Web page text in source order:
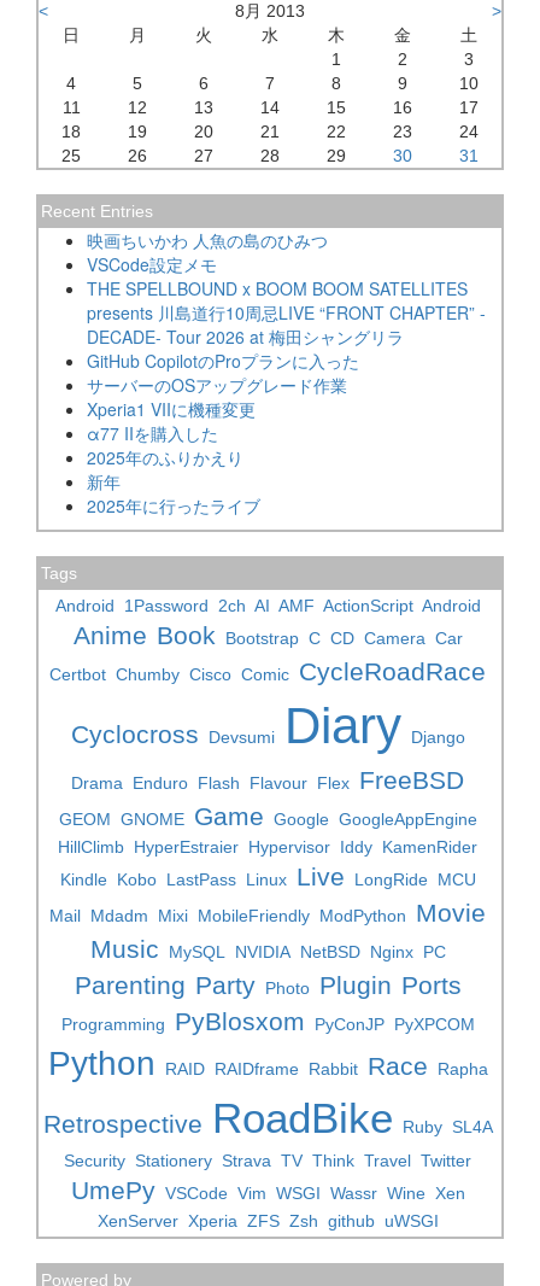
<
8月 2013
>
日
月 火 水 木 金
土
1
2
3
4
5 6 7 8 9
10
11
12 13 14 15 16
17
18
19 20 21 22 23
24
25
26 27 28 29 30 31
Recent Entries
映画ちいかわ 人魚の島のひみつ
VSCode設定メモ
THE SPELLBOUND x BOOM BOOM SATELLITES
presents 川島道行10周忌LIVE “FRONT CHAPTER” -
DECADE- Tour 2026 at 梅田シャングリラ
GitHub CopilotのProプランに入った
サーバーのOSアップグレード作業
Xperia1 VIIに機種変更
α77 IIを購入した
2025年のふりかえり
新年
2025年に行ったライブ
Tags
Android
1Password 2ch AI AMF ActionScript Android
Anime Book Bootstrap C CD Camera Car
Certbot Chumby Cisco Comic CycleRoadRace
Cyclocross Devsumi Diary Django
Drama Enduro Flash Flavour Flex FreeBSD
GEOM GNOME Game Google GoogleAppEngine
HillClimb HyperEstraier Hypervisor Iddy KamenRider
Kindle Kobo LastPass Linux Live LongRide MCU
Mail Mdadm Mixi MobileFriendly ModPython
Movie
Music
MySQL NVIDIA NetBSD Nginx PC
Parenting Party Photo Plugin Ports
Programming PyBlosxom PyConJP PyXPCOM
Python RAID RAIDframe Rabbit Race Rapha
Retrospective RoadBike Ruby SL4A
Security Stationery Strava TV Think Travel Twitter
UmePy VSCode Vim WSGI Wassr Wine Xen
XenServer Xperia ZFS Zsh github uWSGI
Powered by